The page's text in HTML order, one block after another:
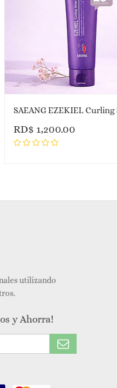
RD$ 1,200.00
utilizando
y Ahorra!